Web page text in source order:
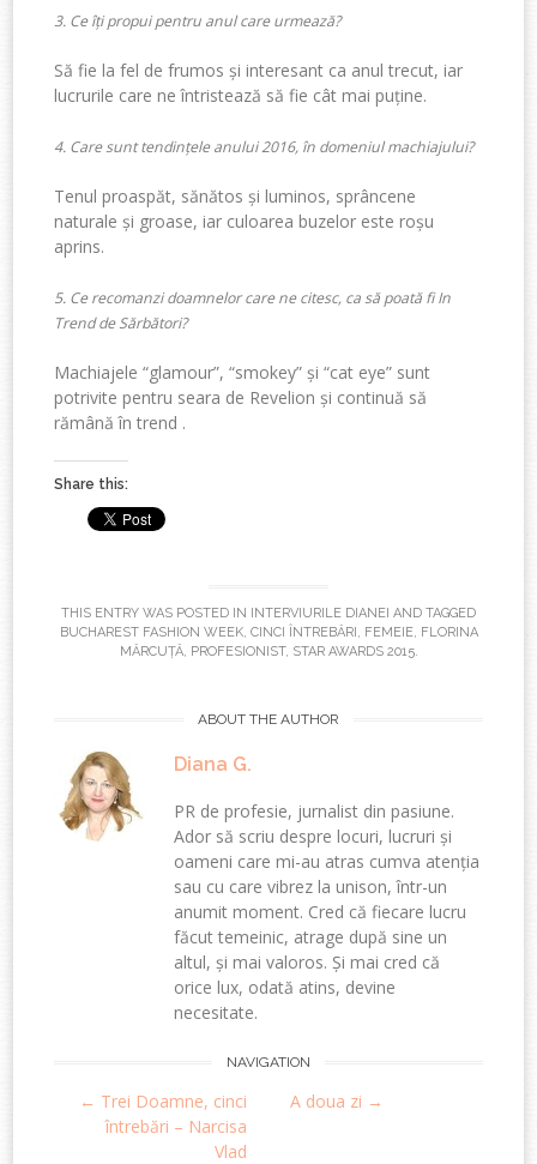
3. Ce îți propui pentru anul care urmează?
Să fie la fel de frumos și interesant ca anul trecut, iar
lucrurile care ne întristează să fie cât mai puține.
4. Care sunt tendințele anului 2016, în domeniul machiajului?
Tenul proaspăt, sănătos și luminos, sprâncene
naturale și groase, iar culoarea buzelor este roșu
aprins.
5. Ce recomanzi doamnelor care ne citesc, ca să poată fi In
Trend de Sărbători?
Machiajele “glamour”, “smokey” și “cat eye” sunt
potrivite pentru seara de Revelion și continuă să
rămână în trend .
Share this:
THIS ENTRY WAS POSTED IN INTERVIURILE DIANEI AND TAGGED
BUCHAREST FASHION WEEK, CINCI ÎNTREBĂRI , FEMEIE, FLORINA
MĂRCUȚĂ, PROFESIONIST, STAR AWARDS 2015.
ABOUT THE AUTHOR
Diana G.
PR de profesie, jurnalist din pasiune.
Ador să scriu despre locuri, lucruri și
oameni care mi-au atras cumva atenția
sau cu care vibrez la unison, într-un
anumit moment. Cred că fiecare lucru
făcut temeinic, atrage după sine un
altul, și mai valoros. Și mai cred că
orice lux, odată atins, devine
necesitate.
navigation
NAVIGATION
← Trei Doamne, cinci
întrebări – Narcisa
Vlad
A doua zi →